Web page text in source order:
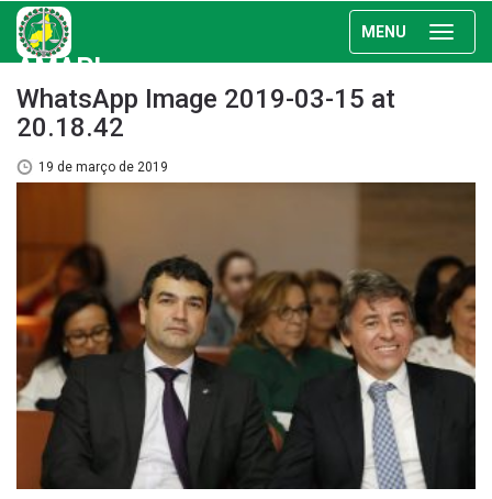
MENU
AMAPI
WhatsApp Image 2019-03-15 at
20.18.42
19 de março de 2019